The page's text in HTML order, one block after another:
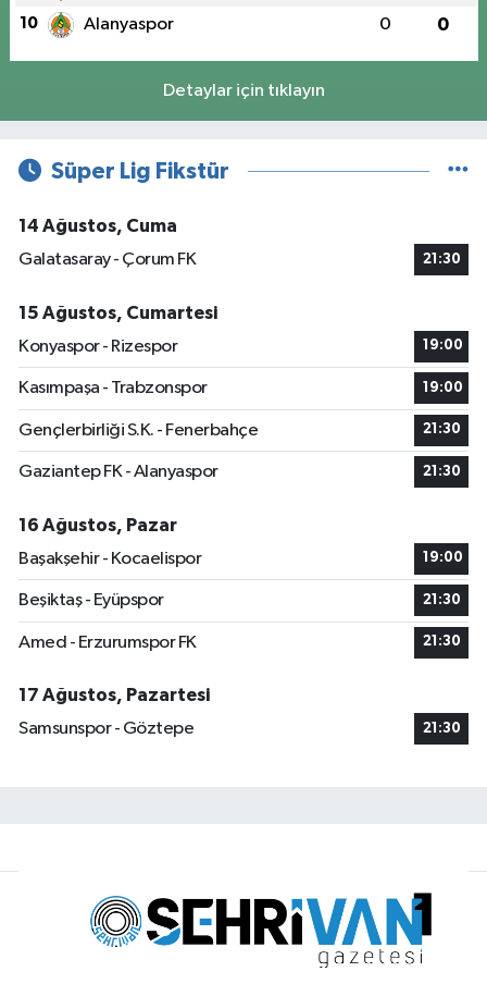
10 Alanyaspor 0 0
Detaylar için tıklayın
Süper Lig Fikstür
14 Ağustos, Cuma
Galatasaray - Çorum FK
21:30
15 Ağustos, Cumartesi
Konyaspor - Rizespor
19:00
Kasımpaşa - Trabzonspor 19:00
Gençlerbirliği S.K. - Fenerbahçe 21:30
Gaziantep FK - Alanyaspor 21:30
16 Ağustos, Pazar
Başakşehir - Kocaelispor
19:00
Beşiktaş - Eyüpspor 21:30
Amed - Erzurumspor FK 21:30
17 Ağustos, Pazartesi
Samsunspor - Göztepe
21:30